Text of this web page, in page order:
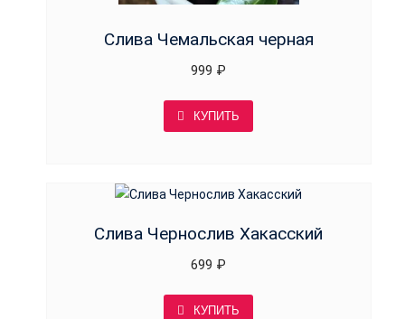
Слива Чемальская черная
999 ₽
КУПИТЬ
Слива Чернослив Хакасский
699 ₽
КУПИТЬ